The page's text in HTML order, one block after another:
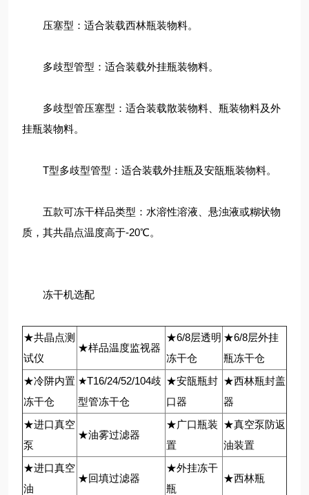
压塞型：适合装载西林瓶装物料。
多歧型管型：适合装载外挂瓶装物料。
多歧型管压塞型：适合装载散装物料、瓶装物料及外
挂瓶装物料。
T型多歧型管型：适合装载外挂瓶及安瓿瓶装物料。
五款可冻干样品类型：水溶性溶液、悬浊液或糊状物
质，其共晶点温度高于-20℃。
冻干机选配
★共晶点测
试仪
★样品温度监视器
★6/8层透明
冻干仓
★6/8层外挂
瓶冻干仓
★冷阱内置
冻干仓
★T16/24/52/104歧
型管冻干仓
★安瓿瓶封
口器
★西林瓶封盖
器
★进口真空
泵
★油雾过滤器
★广口瓶装
置
★真空泵防返
油装置
★进口真空
油
★回填过滤器
★外挂冻干
瓶
★西林瓶